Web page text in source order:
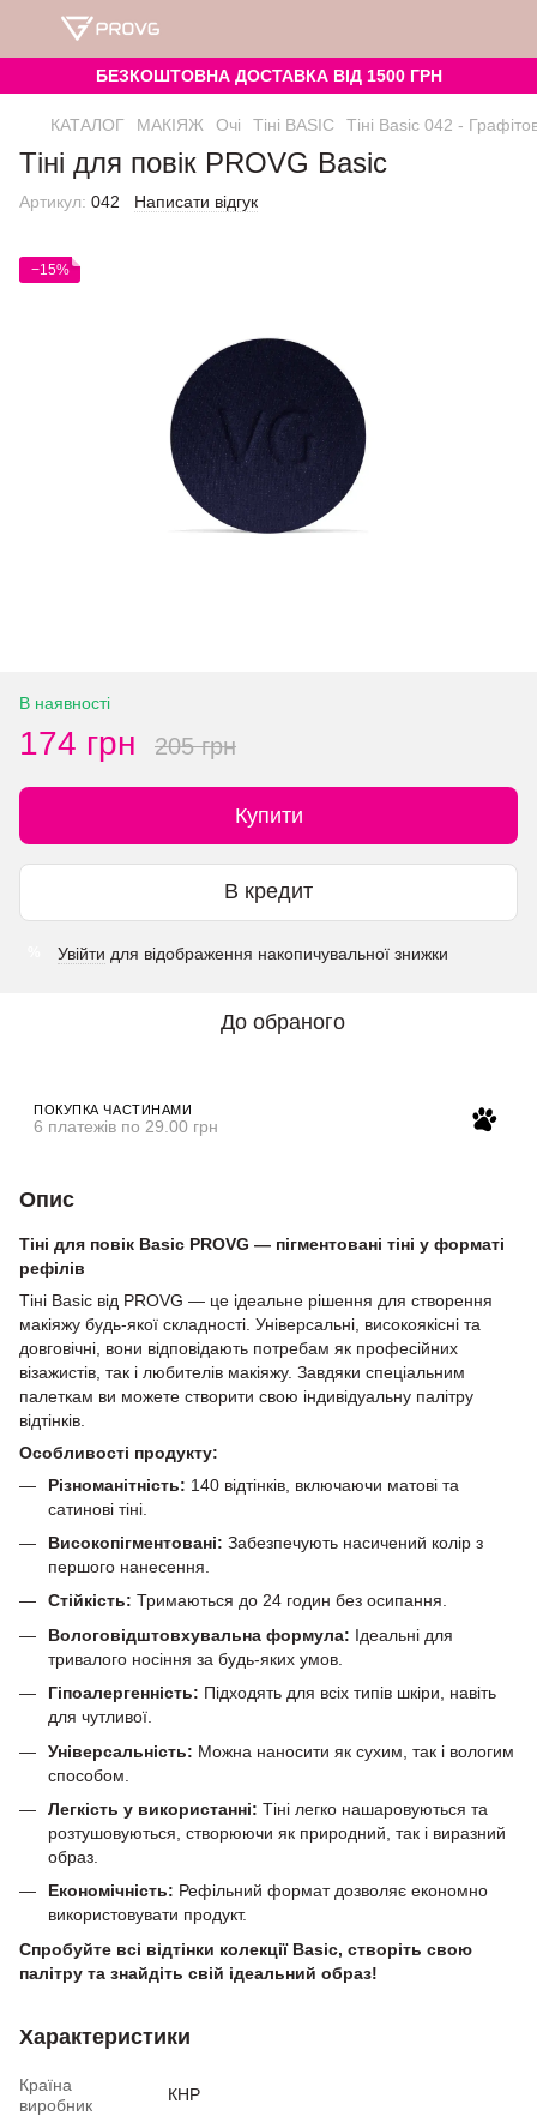
БЕЗКОШТОВНА ДОСТАВКА ВІД 1500 ГРН
КАТАЛОГ МАКІЯЖ Очі Тіні BASIC Тіні Basic 042 -
Тіні для повік PROVG Basic
Артикул: 042 Написати відгук
−15%
В наявності
174 грн 205 грн
Купити
В кредит
Увійти для відображення накопичувальної знижки
До обраного
ПОКУПКА ЧАСТИНАМИ
6 платежів по 29.00 грн
Опис
Тіні для повік Basic PROVG — пігментовані тіні у форматі
рефілів
Тіні Basic від PROVG — це ідеальне рішення для створення
макіяжу будь-якої складності. Універсальні, високоякісні та
довговічні, вони відповідають потребам як професійних
візажистів, так і любителів макіяжу. Завдяки спеціальним
палеткам ви можете створити свою індивідуальну палітру
відтінків.
Особливості продукту:
Різноманітність: 140 відтінків, включаючи матові та
сатинові тіні.
Високопігментовані: Забезпечують насичений колір з
першого нанесення.
Стійкість: Тримаються до 24 годин без осипання.
Вологовідштовхувальна формула: Ідеальні для
тривалого носіння за будь-яких умов.
Гіпоалергенність: Підходять для всіх типів шкіри, навіть
для чутливої.
Універсальність: Можна наносити як сухим, так і вологим
способом.
Легкість у використанні: Тіні легко нашаровуються та
розтушовуються, створюючи як природний, так і виразний
образ.
Економічність: Рефільний формат дозволяє економно
використовувати продукт.
Спробуйте всі відтінки колекції Basic, створіть свою
палітру та знайдіть свій ідеальний образ!
Характеристики
Країна
виробник
КНР